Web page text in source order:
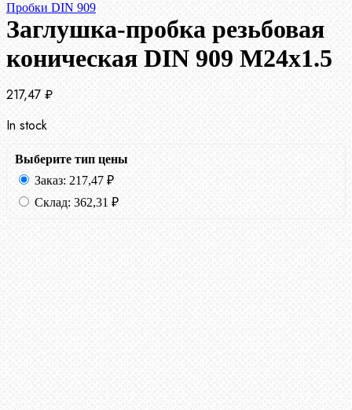
Пробки DIN 909
Заглушка-пробка резьбовая
коническая DIN 909 М24х1.5
217,47 ₽
In stock
Выберите тип цены
Заказ: 217,47 ₽
Склад: 362,31 ₽